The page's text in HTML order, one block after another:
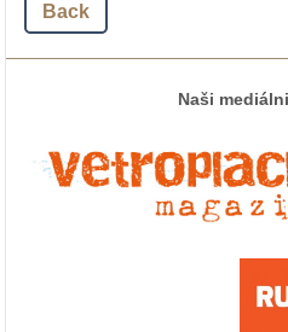
Back
Naši